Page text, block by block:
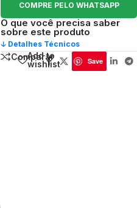
COMPRE PELO WHATSAPP
O que você precisa saber
sobre este produto
🡣 Detalhes Técnicos
Comparar
Add to
wishlist
Save